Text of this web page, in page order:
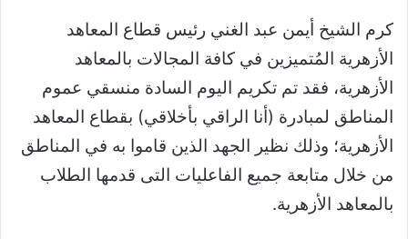
كرم الشيخ أيمن عبد الغني رئيس قطاع المعاهد
الأزهرية المُتميزين في كافة المجالات بالمعاهد
الأزهرية، فقد تم تكريم اليوم السادة منسقي عموم
المناطق لمبادرة (أنا الراقي بأخلاقي) بقطاع المعاهد
الأزهرية؛ وذلك نظير الجهد الذين قاموا به في المناطق
من خلال متابعة جميع الفاعليات التى قدمها الطلاب
بالمعاهد الأزهرية.